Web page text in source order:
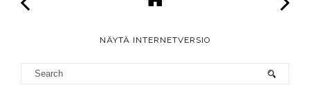
NÄYTÄ INTERNETVERSIO